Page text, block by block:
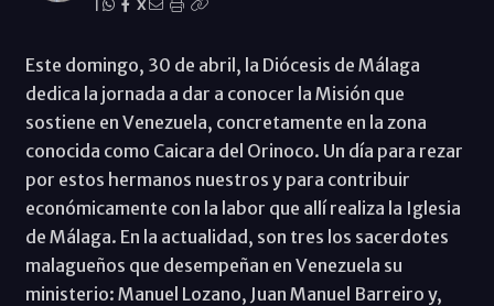
X
Este domingo, 30 de abril, la Diócesis de Málaga
dedica la jornada a dar a conocer la Misión que
sostiene en Venezuela, concretamente en la zona
conocida como Caicara del Orinoco. Un día para rezar
por estos hermanos nuestros y para contribuir
económicamente con la labor que allí realiza la Iglesia
de Málaga. En la actualidad, son tres los sacerdotes
malagueños que desempeñan en Venezuela su
ministerio: Manuel Lozano, Juan Manuel Barreiro y,